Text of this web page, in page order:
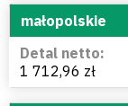
małopolskie
1 712,96 zł